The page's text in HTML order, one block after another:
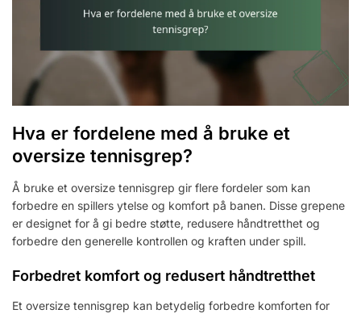
Hva er fordelene med å bruke et
oversize tennisgrep?
Å bruke et oversize tennisgrep gir flere fordeler som kan
forbedre en spillers ytelse og komfort på banen. Disse grepene
er designet for å gi bedre støtte, redusere håndtretthet og
forbedre den generelle kontrollen og kraften under spill.
Forbedret komfort og redusert håndtretthet
Et oversize tennisgrep kan betydelig forbedre komforten for